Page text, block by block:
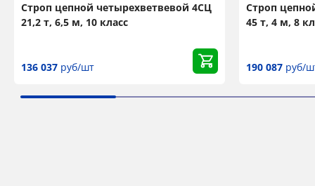
Строп цепной четырехветвевой 4СЦ
21,2 т, 6,5 м, 10 класс
136 037 руб/шт
Строп
45 т, 4 м, 8
190 087 руб/